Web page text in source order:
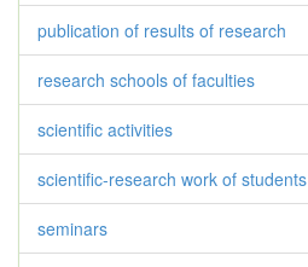
publication of results of research
research schools of faculties
scientific activities
scientific-research work of students
seminars